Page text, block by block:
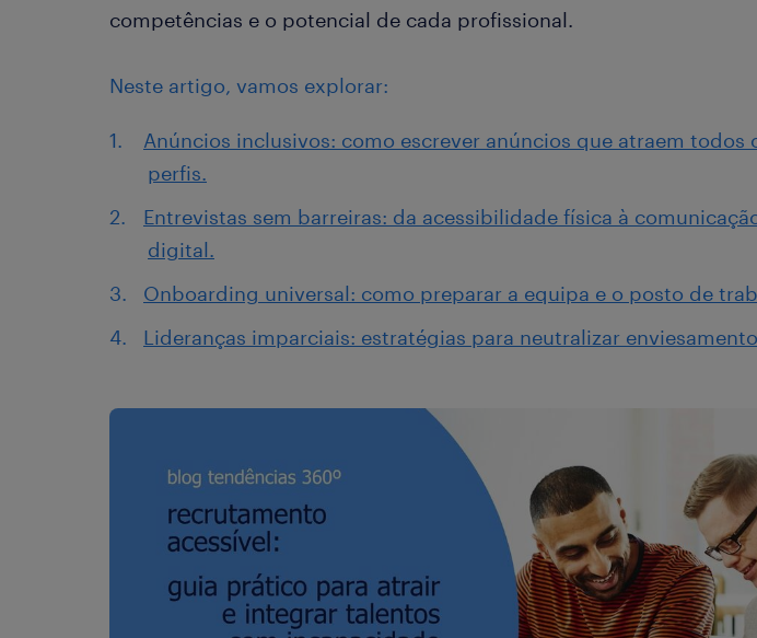
competências e o potencial de cada profissional.
Neste artigo, vamos explorar:
Anúncios inclusivos: como escrever anúncios que atraem todos
perfis.
Entrevistas sem barreiras: da acessibilidade física à
digital.
Onboarding universal: como preparar a equipa e o posto de
Lideranças imparciais: estratégias para neutralizar